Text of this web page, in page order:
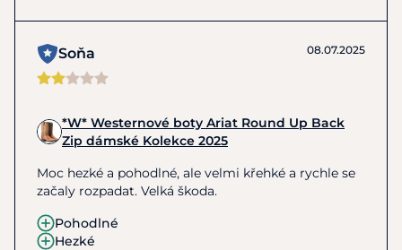
získali měkký, zvlhčený vzhled.
Leštění bot: Nakonec naneste leštidlo na kůži
stejným způsobem, jakým jste nanášeli kondicionér,
hadříkem, dokud se leštidlo zcela nevstřebá.
Soňa 08.07.2025
*W* Westernové boty Ariat Round Up Back
Zip dámské Kolekce 2025
Moc hezké a pohodlné, ale velmi křehké a rychle se
začaly rozpadat. Velká škoda.
Pohodlné
Hezké